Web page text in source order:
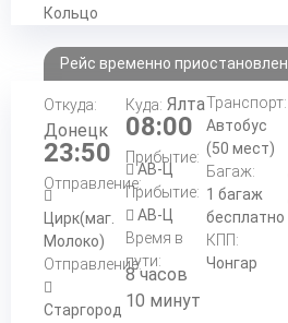
Кольцо
Рейс временно приостановлен
Откуда:
Донецк
23:50
Отправление:
Цирк(маг.
Молоко)
Отправление:
Старгород
Куда: Ялта
08:00
Прибытие:
АВ-Ц
Прибытие:
АВ-Ц
Время в
пути:
8 часов
10 минут
Транспорт:
Автобус
(50 мест)
Багаж:
1 багаж
бесплатно
КПП:
Чонгар